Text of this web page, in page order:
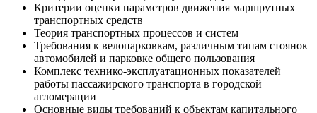
Критерии оценки параметров движения маршрутных
транспортных средств
Теория транспортных процессов и систем
Требования к велопарковкам, различным типам стоянок
автомобилей и парковке общего пользования
Комплекс технико-эксплуатационных показателей
работы пассажирского транспорта в городской
агломерации
Основные виды требований к объектам капитального